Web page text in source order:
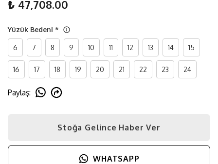
₺ 47,708.00
Yüzük Bedeni *
6 7 8 9 10 11 12 13 14 15
16 17 18 19 20 21 22 23 24
Paylaş:
Stoğa Gelince Haber Ver
WHATSAPP